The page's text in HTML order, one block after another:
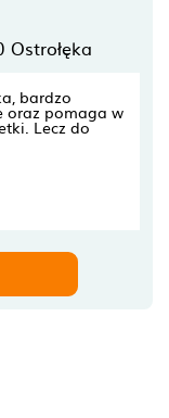
Ostrołęka
bardzo
oraz pomaga w
Lecz do